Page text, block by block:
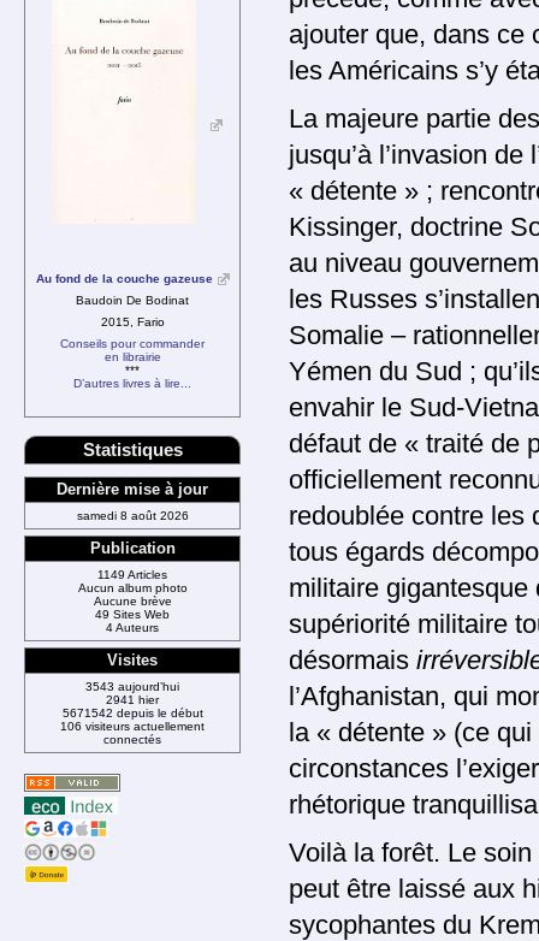
ajouter que, dans ce
les Américains s’y
La majeure partie
jusqu’à l’invasion
« détente » ;
Kissinger, doctrine
au niveau
les Russes
Somalie –
Yémen du Sud ;
envahir le Sud-
défaut de « traité de
officiellement
redoublée contre les
tous égards
militaire
supériorité militaire
désormais
l’Afghanistan, qui
la « détente » (ce
circonstances
rhétorique
Voilà la forêt. Le
peut être laissé aux
sycophantes du
Au fond de la couche gazeuse
Baudoin De Bodinat
2015, Fario
Conseils pour commander
en librairie
***
D’autres livres à lire...
Statistiques
Dernière mise à jour
samedi 8 août 2026
Publication
1149 Articles
Aucun album photo
Aucune brève
49 Sites Web
4 Auteurs
Visites
3543 aujourd’hui
2941 hier
5671542 depuis le début
106 visiteurs actuellement
connectés